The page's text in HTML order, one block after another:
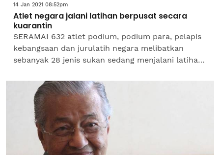
14 Jan 2021 08:52pm
Atlet negara jalani latihan berpusat secara
kuarantin
SERAMAI 632 atlet podium, podium para, pelapis
kebangsaan dan jurulatih negara melibatkan
sebanyak 28 jenis sukan sedang menjalani latihan
based...